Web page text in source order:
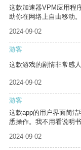
这款加速器VPM应用程
助你在网络上自由移动。
2024-09-02
游客
这款游戏的剧情非常感
2024-09-02
游客
这款app的用户界面简
悉操作。我不用看说明
2024-09-02